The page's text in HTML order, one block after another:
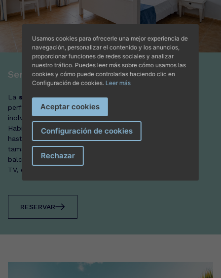
Semi Suite
La semi suite del Hostal HPC Portocolom
perfecta para disfrutar de unas vacaciones
inolvidables en la zona Este de Mallorca.
Habitación de 35 m² con capacidad máxima de
hasta 5 personas, un gran dormitorio con 2 camas,
tamaño Queen size, baño completo en suite,
balcón privado, sofá cama doble, climatización,
TV, escritorio, armario empotrado.
RESERVAR
Usamos cookies para ofrecerle una mejor experiencia de
navegación, personalizar el contenido y los anuncios,
proporcionar funciones de redes sociales y analizar
nuestro tráfico. Puedes leer más sobre cómo usamos las
cookies y cómo puede controlarlas haciendo clic en
Configuración de cookies. Leer más
Aceptar cookies
Configuración de cookies
Rechazar